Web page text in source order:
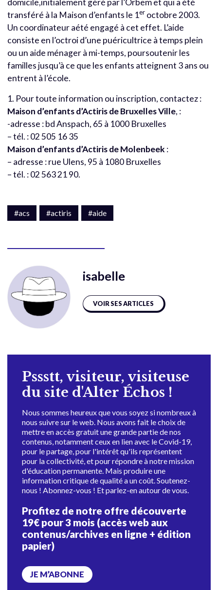
transféré à la Maison d’enfants le 1er octobre 2003.
Un coordinateur aété engagé à cet effet. L’aide
consiste en l’octroi d’une puéricultrice à temps plein
ou un aide ménager à mi-temps, poursoutenir les
familles jusqu’à ce que les enfants atteignent 3 ans ou
entrent à l’école.
1. Pour toute information ou inscription, contactez :
Maison d’enfants d’Actiris de Bruxelles Ville, :
-adresse : bd Anspach, 65 à 1000 Bruxelles
– tél. : 02 505 16 35
Maison d’enfants d’Actiris de Molenbeek :
– adresse : rue Ulens, 95 à 1080 Bruxelles
– tél. : 02 563 21 90.
#acs #actiris #aide
isabelle
VOIR SES ARTICLES
Pssstt, visiteur, visiteuse
du site d'Alter Échos !
Nous sommes heureux que vous soyez si nombreux à
nous suivre sur le web. Nous avons fait le choix de
mettre en accès gratuit une grande partie de nos
contenus, notamment ceux en lien avec le Covid-19,
pour le partage, pour l'intérêt qu'ils représentent
pour la collectivité, et pour répondre à notre mission
d'éducation permanente. Mais produire une
information critique de qualité a un coût. Soutenez-
nous ! Abonnez-vous ! Et parlez-en autour de vous.
Profitez de notre offre découverte
19€ pour 3 mois (accès web aux
contenus/archives en ligne + édition
papier)
JE M’ABONNE